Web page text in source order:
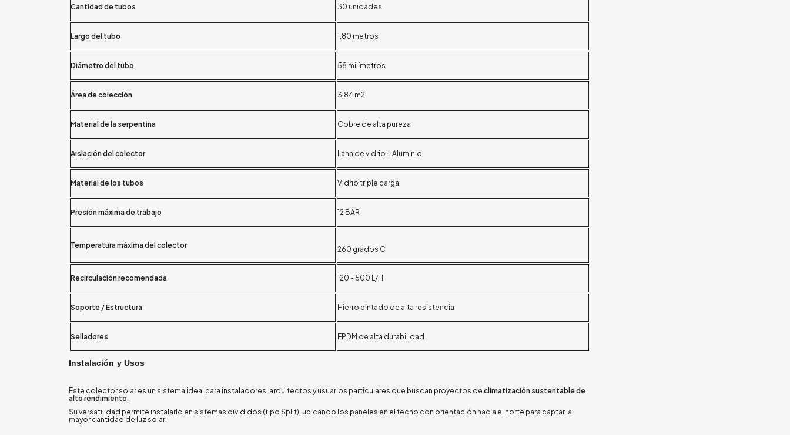
Cantidad de tubos 30 unidades
Largo del tubo 1,80 metros
Diámetro del tubo 58 milímetros
Área de colección 3,84 m2
Material de la serpentina Cobre de alta pureza
Aislación del colector Lana de vidrio + Aluminio
Material de los tubos Vidrio triple carga
Presión máxima de trabajo 12 BAR
Temperatura máxima del colector 260 grados C
Recirculación recomendada 120 - 500 L/H
Soporte / Estructura Hierro pintado de alta resistencia
Selladores EPDM de alta durabilidad
Instalación y Usos
Este colector solar es un sistema ideal para instaladores, arquitectos y usuarios particulares que buscan proyectos de climatización sustentable de
alto rendimiento
Su versatilidad permite instalarlo en sistemas divididos (tipo Split), ubicando los paneles en el techo con orientación hacia el norte para captar la
mayor cantidad de luz solar